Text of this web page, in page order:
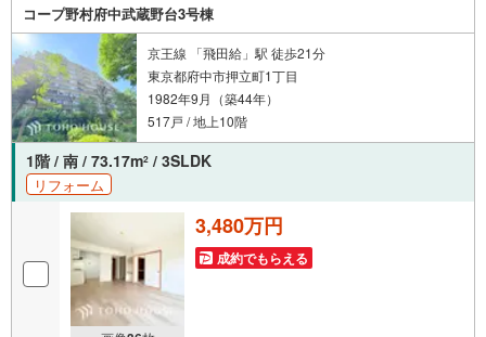
コープ野村府中武蔵野台3号棟
京王線 「飛田給」駅 徒歩21分
東京都府中市押立町1丁目
1982年9月（築44年）
517戸 / 地上10階
1階 / 南 / 73.17m2 / 3SLDK
リフォーム
3,480万円
成約でもらえる